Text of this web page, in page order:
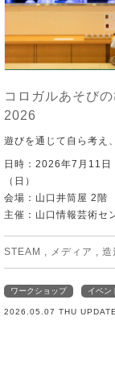
コロガルあそび
2026
遊びを通じて自ら考え
日時：2026年7月11
（日）
会場：山口井筒屋 2階
主催：山口情報芸術セ
STEAM , メディア , 造
ワークショップ イベン
2026.05.07 THU